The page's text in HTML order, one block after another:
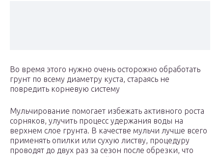
Во время этого нужно очень осторожно обработать
грунт по всему диаметру куста, стараясь не
повредить корневую систему
Мульчирование помогает избежать активного роста
сорняков, улучить процесс удержания воды на
верхнем слое грунта. В качестве мульчи лучше всего
применять опилки или сухую листву, процедуру
проводят до двух раз за сезон после обрезки, что